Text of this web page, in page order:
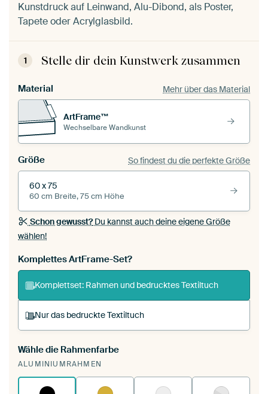
Kunstdruck auf Leinwand, Alu-Dibond, als Poster,
Tapete oder Acrylglasbild.
1 Stelle dir dein Kunstwerk zusammen
Material Mehr über das Material
ArtFrame™
Wechselbare Wandkunst
Größe So findest du die perfekte Größe
60 x 75
60 cm Breite, 75 cm Höhe
Schon gewusst?Du kannst auch deine eigene Größe
wählen!
Komplettes ArtFrame-Set?
Komplettset: Rahmen und bedrucktes Textiltuch
Nur das bedruckte Textiltuch
Du spannst einen wechselbaren Textiltuch in
deinen vorhandenen ArtFrame™.
funktioniert es.
Wähle die Rahmenfarbe
ALUMINIUMRAHMEN